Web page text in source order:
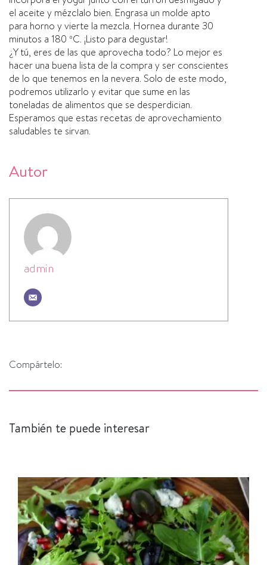
el aceite y mézclalo bien. Engrasa un molde apto
para horno y vierte la mezcla. Hornea durante 30
minutos a 180 ºC. ¡Listo para degustar!
¿Y tú, eres de las que aprovecha todo? Lo mejor es
hacer una buena lista de la compra y ser conscientes
de lo que tenemos en la nevera. Solo de este modo,
podremos utilizarlo y evitar que sume en las
toneladas de alimentos que se desperdician.
Esperamos que estas recetas de aprovechamiento
saludables te sirvan.
Autor
admin
Compártelo:
También te puede interesar